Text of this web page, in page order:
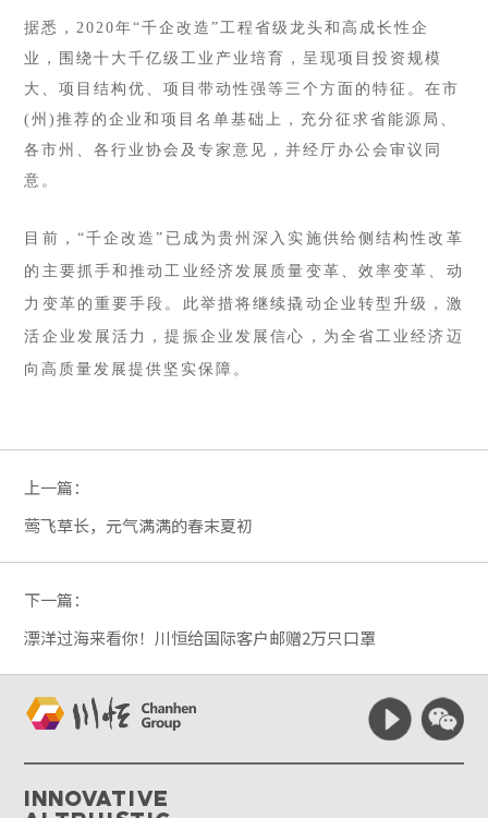
据悉，2020年“千企改造”工程省级龙头和高成长性企
业，围绕十大千亿级工业产业培育，呈现项目投资规模
大、项目结构优、项目带动性强等三个方面的特征。在市
(州)推荐的企业和项目名单基础上，充分征求省能源局、
各市州、各行业协会及专家意见，并经厅办公会审议同
意。
目前，“千企改造”已成为贵州深入实施供给侧结构性改革
的主要抓手和推动工业经济发展质量变革、效率变革、动
力变革的重要手段。此举措将继续撬动企业转型升级，激
活企业发展活力，提振企业发展信心，为全省工业经济迈
向高质量发展提供坚实保障。
上一篇：
莺飞草长，元气满满的春末夏初
下一篇：
漂洋过海来看你！川恒给国际客户邮赠2万只口罩
Innovative